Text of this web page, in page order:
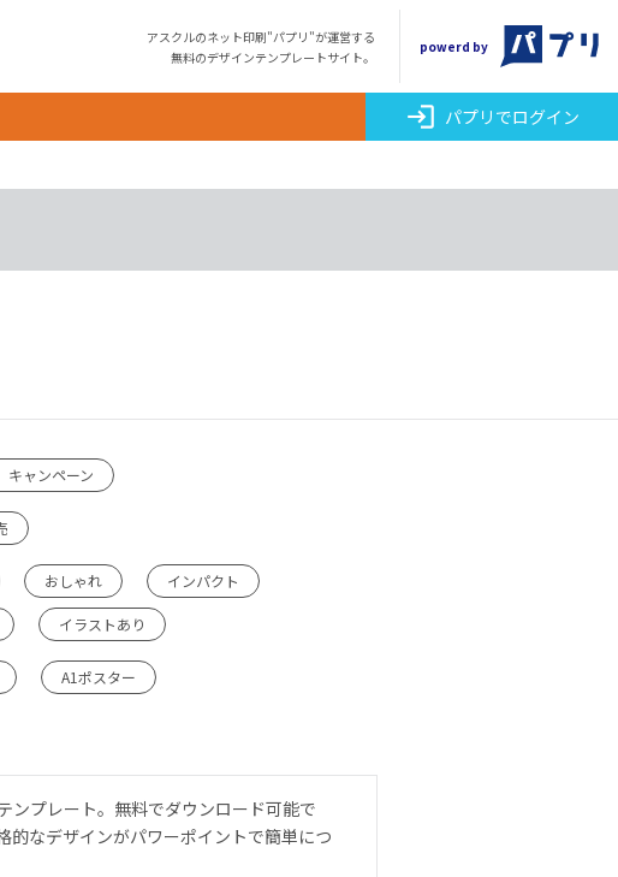
アスクルのネット印刷"パプリ"が運営する
無料のデザインテンプレートサイト。
powerd by
login パプリでログイン
キャンペーン
おしゃれ インパクト
イラストあり
A1ポスター
ンプレート。無料でダウンロード可能で
なデザインがパワーポイントで簡単につ